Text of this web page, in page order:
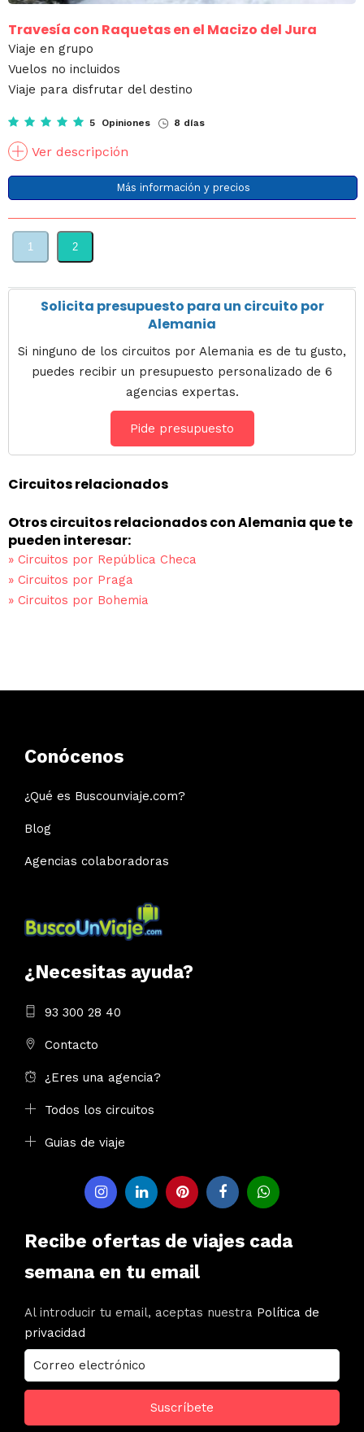
Travesía con Raquetas en el Macizo del Jura
Viaje en grupo
Vuelos no incluidos
Viaje para disfrutar del destino
5 Opiniones 8 días
Ver descripción
Más información y precios
1 2
Solicita presupuesto para un circuito por
Alemania
Si ninguno de los circuitos por Alemania es de tu gusto,
puedes recibir un presupuesto personalizado de 6
agencias expertas.
Pide presupuesto
Circuitos relacionados
Otros circuitos relacionados con Alemania que te
pueden interesar:
» Circuitos por República Checa
» Circuitos por Praga
» Circuitos por Bohemia
Conócenos
¿Qué es Buscounviaje.com?
Blog
Agencias colaboradoras
¿Necesitas ayuda?
93 300 28 40
Contacto
¿Eres una agencia?
Todos los circuitos
Guias de viaje
Recibe ofertas de viajes cada
semana en tu email
Al introducir tu email, aceptas nuestra Política de
privacidad